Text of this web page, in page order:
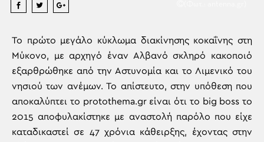
Το πρώτο μεγάλο κύκλωμα διακίνησης κοκαΐνης στη
Μύκονο, με αρχηγό έναν Αλβανό σκληρό κακοποιό
εξαρθρώθηκε από την Αστυνομία και το Λιμενικό του
νησιού των ανέμων. Το απίστευτο, στην υπόθεση που
αποκαλύπτει το protothema.gr είναι ότι το big boss το
2015 αποφυλακίστηκε με αναστολή παρόλο που είχε
καταδικαστεί σε 47 χρόνια κάθειρξης, έχοντας στην